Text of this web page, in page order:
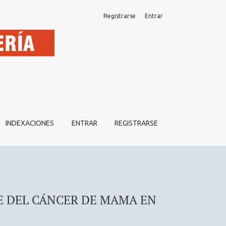
INDEXACIONES ENTRAR REGISTRARSE
Registrarse Entrar
DEL CÁNCER DE MAMA EN